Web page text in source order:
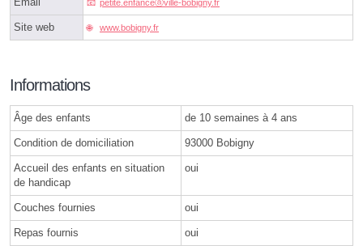
petite.enfanceⓐville-bobigny.fr
Site web www.bobigny.fr
Informations
Âge des enfants de 10 semaines à 4 ans
Condition de domiciliation 93000 Bobigny
Accueil des enfants en situation
de handicap
oui
Couches fournies oui
Repas fournis oui